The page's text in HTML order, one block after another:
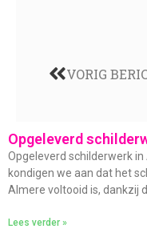
VORIG
Opgeleverd
Opgeleverd schilderwerk
kondigen we aan dat het
Almere voltooid is, dankzij
Lees verder »